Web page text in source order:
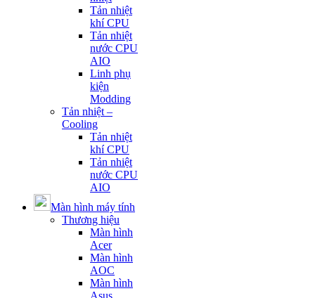
Tản nhiệt
khí CPU
Tản nhiệt
nước CPU
AIO
Linh phụ
kiện
Modding
Tản nhiệt –
Cooling
Tản nhiệt
khí CPU
Tản nhiệt
nước CPU
AIO
Màn hình máy tính
Thương hiệu
Màn hình
Acer
Màn hình
AOC
Màn hình